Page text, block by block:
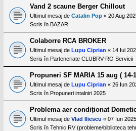
o
r
u
l
t
e
d
i
R
o
m
a
n
i
a
Vand 2 scaune Berger Chillout
Ultimul mesaj de Catalin Pop « 20 Aug
Scris în BAZAR
Colaborre RCA BROKER
Ultimul mesaj de Lupu Ciprian « 14 Iul
Scris în Parteneriate CLUBRV-RO Servicii
Propuneri SF MARIA 15 aug ( 14-
Ultimul mesaj de Lupu Ciprian « 26 Iun
Scris în Propuneri intalniri 2025
Problema aer condiționat
Ultimul mesaj de Vlad Iliescu « 07 Iun
Scris în Tehnic RV (probleme/biblioteca